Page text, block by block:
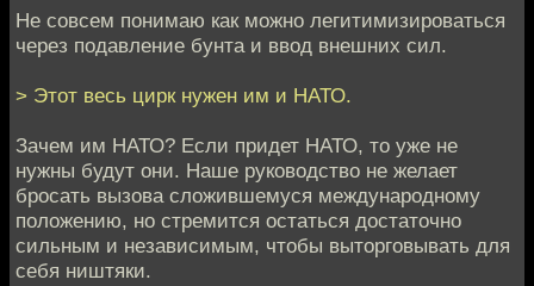
Не совсем понимаю как можно легитимизироваться
через подавление бунта и ввод внешних сил.
> Этот весь цирк нужен им и НАТО.
Зачем им НАТО? Если придет НАТО, то уже не
нужны будут они. Наше руководство не желает
бросать вызова сложившемуся международному
положению, но стремится остаться достаточно
сильным и независимым, чтобы выторговывать для
себя ништяки.